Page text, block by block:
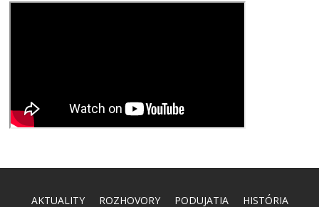
AKTUALITY ROZHOVORY PODUJATIA
HISTÓRIA